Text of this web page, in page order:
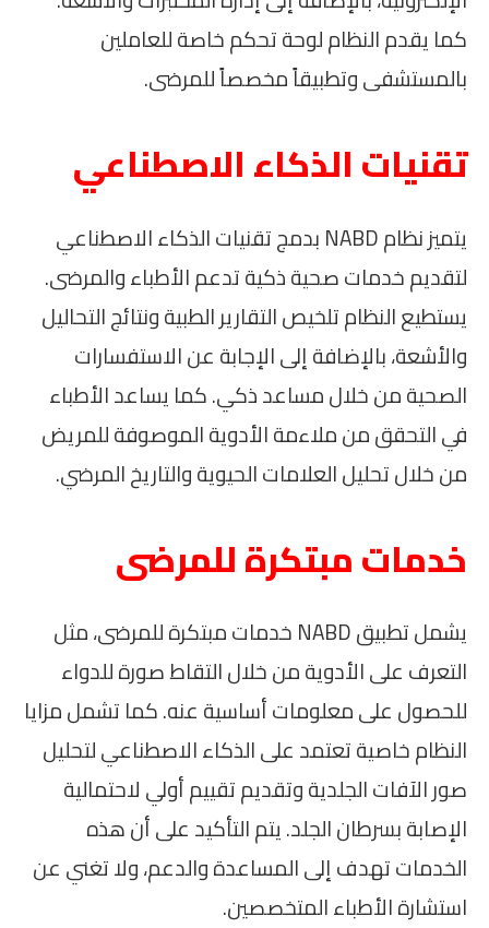
كما يقدم النظام لوحة تحكم خاصة للعاملين
بالمستشفى وتطبيقاً مخصصاً للمرضى.
تقنيات الذكاء الاصطناعي
يتميز نظام NABD بدمج تقنيات الذكاء الاصطناعي
لتقديم خدمات صحية ذكية تدعم الأطباء والمرضى.
يستطيع النظام تلخيص التقارير الطبية ونتائج التحاليل
والأشعة، بالإضافة إلى الإجابة عن الاستفسارات
الصحية من خلال مساعد ذكي. كما يساعد الأطباء
في التحقق من ملاءمة الأدوية الموصوفة للمريض
من خلال تحليل العلامات الحيوية والتاريخ المرضي.
خدمات مبتكرة للمرضى
يشمل تطبيق NABD خدمات مبتكرة للمرضى، مثل
التعرف على الأدوية من خلال التقاط صورة للدواء
للحصول على معلومات أساسية عنه. كما تشمل مزايا
النظام خاصية تعتمد على الذكاء الاصطناعي لتحليل
صور الآفات الجلدية وتقديم تقييم أولي لاحتمالية
الإصابة بسرطان الجلد. يتم التأكيد على أن هذه
الخدمات تهدف إلى المساعدة والدعم، ولا تغني عن
استشارة الأطباء المتخصصين.